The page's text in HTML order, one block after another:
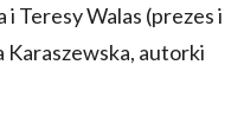
Teresy Walas (prezes i
Karaszewska, autorki